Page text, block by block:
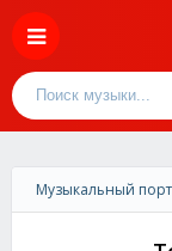
Музыкальный